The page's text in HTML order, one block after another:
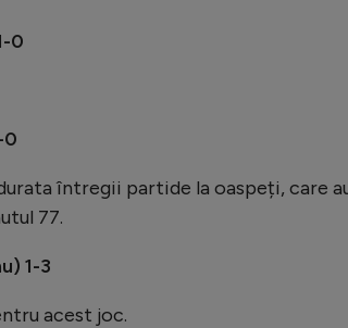
0
0
întregii partide la oaspeți, care
77.
1-3
acest joc.